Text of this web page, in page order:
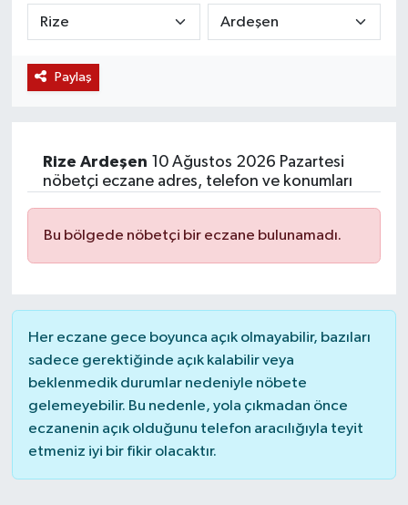
Paylaş
Rize Ardeşen 10 Ağustos 2026 Pazartesi
nöbetçi eczane adres, telefon ve konumları
Bu bölgede nöbetçi bir eczane bulunamadı.
Her eczane gece boyunca açık olmayabilir, bazıları
sadece gerektiğinde açık kalabilir veya
beklenmedik durumlar nedeniyle nöbete
gelemeyebilir. Bu nedenle, yola çıkmadan önce
eczanenin açık olduğunu telefon aracılığıyla teyit
etmeniz iyi bir fikir olacaktır.
YAŞAM
SARUHANLI
KIRKAĞAÇ
GÖLMARMARA
GÖRDES
KÖPRÜBAŞI
SOMA
KULA
SARIGÖL
ŞEHZADELER
SELENDİ
SOMA
TURGUTLU
YUNUSEMRE
EĞİTİM
SPOR
LIFE
BİLİM VE TEKNOLOJİ
YAZARLAR
MANİSA'NIN YÖRESEL LEZZETLERİ
MANİSA'YI KEŞFET